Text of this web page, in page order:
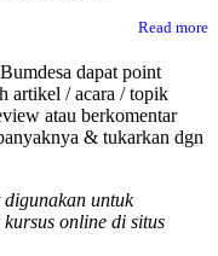
Read more
dapat point
artikel / acara / topik
atau berkomentar
& tukarkan dgn
untuk
online di situs